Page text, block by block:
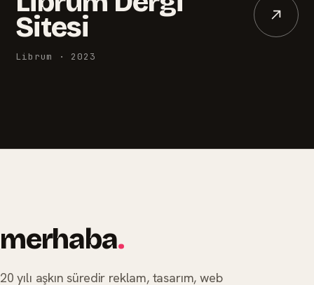
Sitesi
Librum · 2023
merhaba.
20 yılı aşkın süredir reklam, tasarım, web